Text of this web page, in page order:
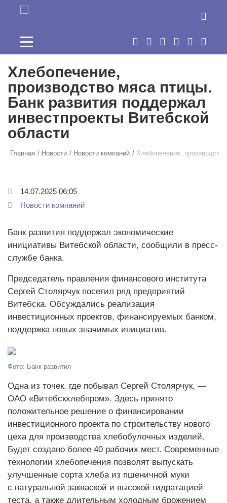
Перейти к основному содержанию
Хлебопечение,
производство мяса птицы.
Банк развития поддержал
инвестпроекты Витебской
области
Главная Новости Новости компаний Хлебопечение,
14.07.2025 06:05
Новости компаний
Банк развития поддержал экономические
инициативы Витебской области, сообщили в пресс-
службе банка.
Председатель правления финансового института
Сергей Столярчук посетил ряд предприятий
Витебска. Обсуждались реализация
инвестиционных проектов, финансируемых банком,
поддержка новых значимых инициатив.
Фото: Банк развития
Одна из точек, где побывал Сергей Столярчук, —
ОАО «Витебскхлебпром». Здесь принято
положительное решение о финансировании
инвестиционного проекта по строительству нового
цеха для производства хлебобулочных изделий.
Будет создано более 40 рабочих мест. Современные
технологии хлебопечения позволят выпускать
улучшенные сорта хлеба из пшеничной муки
с натуральной закваской и высокой гидратацией
теста, а также длительным холодным брожением